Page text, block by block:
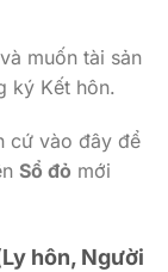
muốn tài sản
ký Kết hôn.
cứ vào đây để
Sổ đỏ mới
hôn, Người